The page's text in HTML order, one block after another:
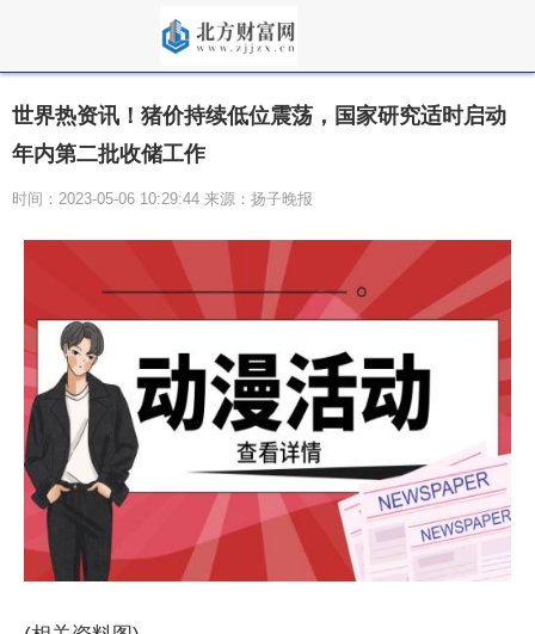
世界热资讯！猪价持续低位震荡，国家研究适时启动
年内第二批收储工作
时间：2023-05-06 10:29:44 来源：扬子晚报